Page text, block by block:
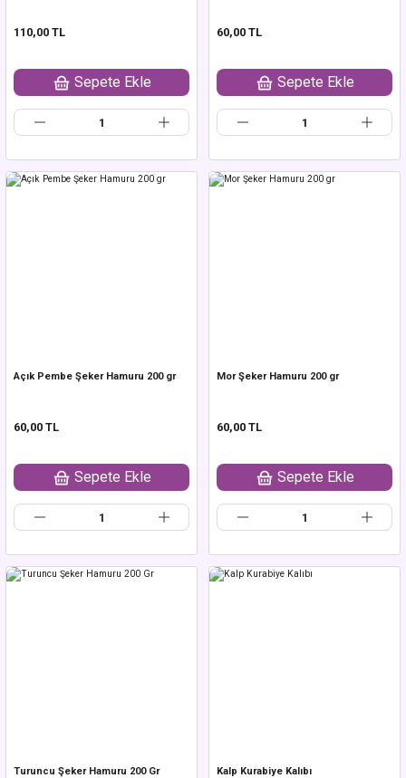
110,00 TL
Sepete Ekle
60,00 TL
Sepete Ekle
Açık Pembe Şeker Hamuru 200 gr
60,00 TL
Sepete Ekle
Mor Şeker Hamuru 200 gr
60,00 TL
Sepete Ekle
Turuncu Şeker Hamuru 200 Gr Kalp Kurabiye Kalıbı